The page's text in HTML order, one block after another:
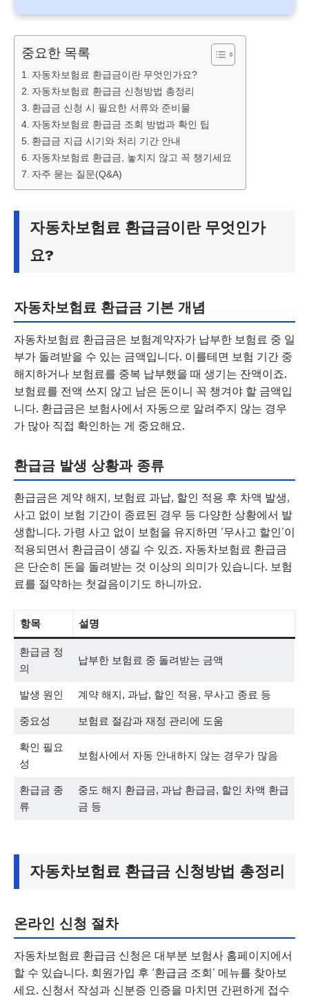
중요한 목록
자동차보험료 환급금이란 무엇인가요?
자동차보험료 환급금 신청방법 총정리
환급금 신청 시 필요한 서류와 준비물
자동차보험료 환급금 조회 방법과 확인 팁
환급금 지급 시기와 처리 기간 안내
자동차보험료 환급금, 놓치지 않고 꼭 챙기세요
자주 묻는 질문(Q&A)
자동차보험료 환급금이란 무엇인가
요?
자동차보험료 환급금 기본 개념
자동차보험료 환급금은 보험계약자가 납부한 보험료 중 일
부가 돌려받을 수 있는 금액입니다. 이를테면 보험 기간 중
해지하거나 보험료를 중복 납부했을 때 생기는 잔액이죠.
보험료를 전액 쓰지 않고 남은 돈이니 꼭 챙겨야 할 금액입
니다. 환급금은 보험사에서 자동으로 알려주지 않는 경우
가 많아 직접 확인하는 게 중요해요.
환급금 발생 상황과 종류
환급금은 계약 해지, 보험료 과납, 할인 적용 후 차액 발생,
사고 없이 보험 기간이 종료된 경우 등 다양한 상황에서 발
생합니다. 가령 사고 없이 보험을 유지하면 ‘무사고 할인’이
적용되면서 환급금이 생길 수 있죠. 자동차보험료 환급금
은 단순히 돈을 돌려받는 것 이상의 의미가 있습니다. 보험
료를 절약하는 첫걸음이기도 하니까요.
항목 설명
환급금 정
의
납부한 보험료 중 돌려받는 금액
발생 원인 계약 해지, 과납, 할인 적용, 무사고 종료 등
중요성 보험료 절감과 재정 관리에 도움
확인 필요
성
보험사에서 자동 안내하지 않는 경우가 많음
환급금 종
류
중도 해지 환급금, 과납 환급금, 할인 차액 환급
금 등
자동차보험료 환급금 신청방법 총정리
온라인 신청 절차
자동차보험료 환급금 신청은 대부분 보험사 홈페이지에서
할 수 있습니다. 회원가입 후 ‘환급금 조회’ 메뉴를 찾아보
세요. 신청서 작성과 신분증 인증을 마치면 간편하게 접수